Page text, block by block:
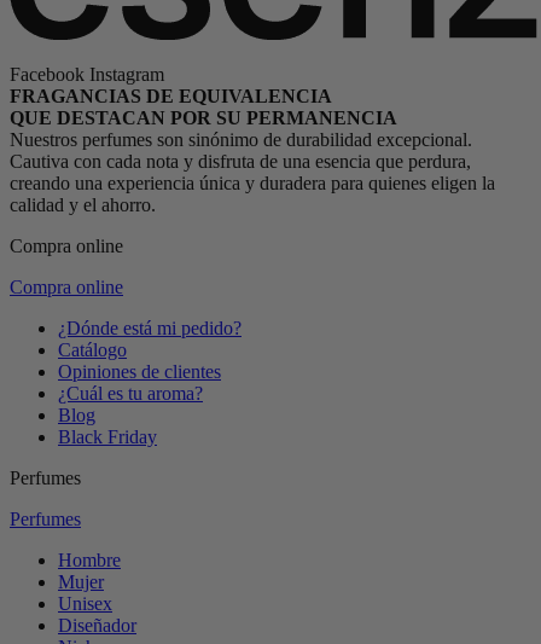
Facebook Instagram
FRAGANCIAS DE EQUIVALENCIA
QUE DESTACAN POR SU PERMANENCIA
Nuestros perfumes son sinónimo de durabilidad excepcional.
Cautiva con cada nota y disfruta de una esencia que perdura,
creando una experiencia única y duradera para quienes eligen la
calidad y el ahorro.
Compra online
Compra online
¿Dónde está mi pedido?
Catálogo
Opiniones de clientes
¿Cuál es tu aroma?
Blog
Black Friday
Perfumes
Perfumes
Hombre
Mujer
Unisex
Diseñador